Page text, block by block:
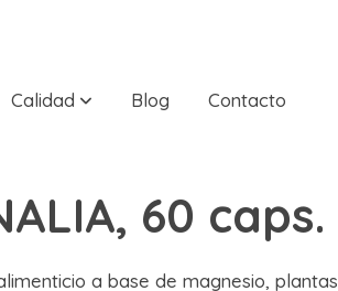
Calidad Blog
Contacto
60 caps.
a base de magnesio, plantas